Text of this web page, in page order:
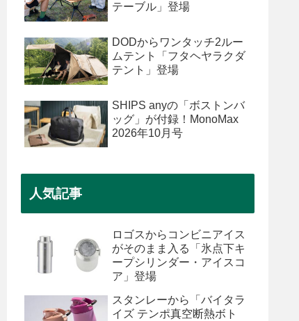
テーブル」登場
DODからワンタッチ2ルー
ムテント「フタヘヤラクダ
テント」登場
SHIPS anyの「ボストンバ
ッグ」が付録！MonoMax
2026年10月号
人気記事
ロゴスからコンビニアイス
がそのまま入る「氷点下キ
ープシリンダー・アイスコ
ア」登場
スタンレーから「バイタラ
イズ テンポ真空断熱ボト